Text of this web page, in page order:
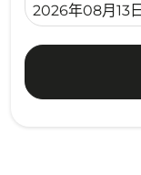
fc-booking-
2026年08月13